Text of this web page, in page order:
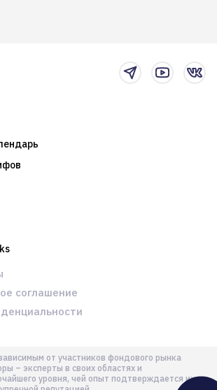
от участников фондового рынка
– эксперты в своих областях и
уровня, чей опыт подтверждается их
соглашение